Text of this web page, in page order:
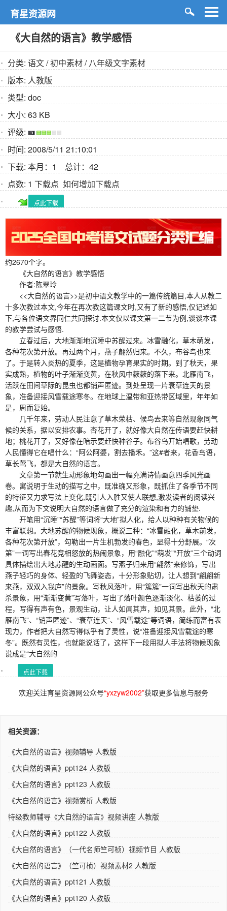
育星资源网
《大自然的语言》教学感悟
分类: 语文/初中素材/八年级文字素材
版本: 人教版
类型: doc
大小: 63 KB
评级:
时间: 2008/5/11 21:10:01
下载: 本月：1 总计：42
点数: 1 下载点 如何增加下载点
点此下载
约2670个字。
《大自然的语言》教学感悟
作者:陈翠玲
<<大自然的语言>>是初中语文教学中的一篇传统篇目,本人从教二
十多次教过本文,今年在再次教这篇课文时,又有了新的感悟,仅记述如
下,与各位语文界同仁共同探讨.本文仅以课文第一二节为例,谈谈本课
的教学尝试与感悟.
立春过后，大地渐渐地沉睡中苏醒过来。冰雪融化，草木萌发，
各种花次第开放。再过两个月，燕子翩然归来。不久，布谷鸟也来
了。于是转入炎热的夏季，这是植物孕育果实的时期。到了秋天，果
实成熟，植物的叶子渐渐变黄，在秋风中簌簌的落下来。北雁南飞，
活跃在田间草际的昆虫也都销声匿迹。到处呈现一片衰草连天的景
象，准备迎接风雪载途寒冬。在地球上温带和亚热带区域里，年年如
是，周而复始。
几千年来，劳动人民注意了草木荣枯、候鸟去来等自然现象同气
候的关系，据以安排农事。杏花开了，就好像大自然在传语要赶快耕
地；桃花开了，又好像在暗示要赶快种谷子。布谷鸟开始唱歌，劳动
人民懂得它在唱什么：“阿公阿婆，割去播禾。”这#者来，花香鸟语，
草长莺飞，都是大自然的语言。
文章第一节就生动形象地勾画出一幅充满诗情画意四季风光画
卷。寓说明于生动的描写之中，既准确又形象，既抓住了各季节不同
的特征又力求写法上变化,既引人入胜又使人联想,激发读者的阅读兴
趣,从而为下文说明大自然的语言做了充分的渲染和有力的铺垫.
开笔用“沉睡”“苏醒”等词将“大地”拟人化，给人以种种有关物候的
丰富联想。大地苏醒的物候现象，概说三种：“冰雪融化，草木前发，
各种花次第开放”，勾勒出一片生机勃发的春色，显得十分舒展。“次
第”一词写出春花竞相怒放的热闹景象，用“融化”“萌发”“开放”三个动词
具体描绘出大地苏醒的生动画面。写燕子归来用“翩然”来修饰，写出
燕子轻巧的身体、轻盈的飞舞姿态，十分形象贴切，让人想到“翩翩新
来燕，双双入我庐”的景象。写秋风落叶，用“簇簇”一词写出秋天的肃
杀景象，用“渐渐变黄”写落叶，写出了落叶颜色逐渐淡化、枯萎的过
程，写得有声有色，景观生动，让人如闻其声，如见其景。此外，“北
雁南飞”、“销声匿迹”、“衰草连天”、“风雪载途”等词语，简练而富有表
现力，作者把大自然写得似乎有了灵性，说“准备迎接风雪载途的寒
冬”。既然有灵性，也就能说话了，这样下一段用拟人手法将物候现象
说成是“大自然的
点此下载
欢迎关注育星资源网公众号“yxzyw2002”获取更多信息与服务
相关资源：
《大自然的语言》视频辅导 人教版
《大自然的语言》ppt124 人教版
《大自然的语言》ppt123 人教版
《大自然的语言》视频赏析 人教版
特级教师辅导《大自然的语言》视频讲座 人教版
《大自然的语言》ppt122 人教版
《大自然的语言》（一代名师竺可桢）视频节目 人教版
《大自然的语言》（竺可桢）视频素材2 人教版
《大自然的语言》ppt121 人教版
《大自然的语言》ppt120 人教版